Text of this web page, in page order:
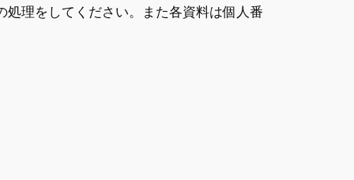
理をしてください。また各資料は個人番